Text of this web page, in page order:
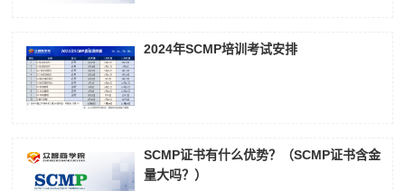
2024年SCMP培训考试安排
SCMP证书有什么优势？（SCMP证书含金
量大吗？）